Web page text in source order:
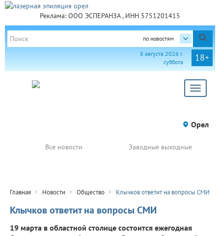
Реклама: ООО ЭСПЕРАНЗА , ИНН 5751201415
по новостям
18+
8 августа 2026 г.
суббота
Toggle
Орел
Все новости Заводные выходные
Главная Новости Общество Клычков ответит на вопросы СМИ
Клычков ответит на вопросы СМИ
19 марта в областной столице состоится ежегодная